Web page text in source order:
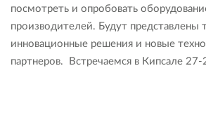
посмотреть и опробовать
производителей. Будут представлены
инновационные решения и новые
партнеров. Встречаемся в Кипсале 27-